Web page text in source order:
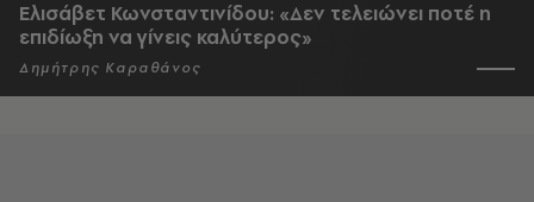
Ελισάβετ Κωνσταντινίδου: «Δεν τελειώνει ποτέ η
επιδίωξη να γίνεις καλύτερος»
Δημήτρης Καραθάνος